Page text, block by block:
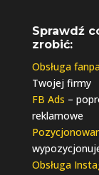
Sprawdź
zrobić:
Obsługa
Twojej firmy
FB Ads –
reklamowe
Obsługa